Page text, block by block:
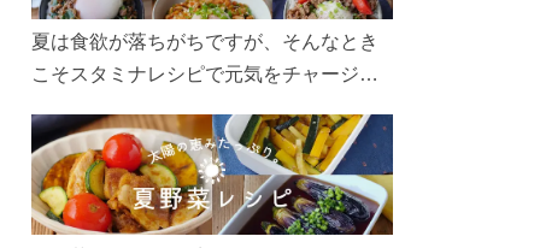
夏は食欲が落ちがちですが、そんなとき
こそスタミナレシピで元気をチャージ！
リ食べて、夏バテを吹き飛ばしましょ
う！